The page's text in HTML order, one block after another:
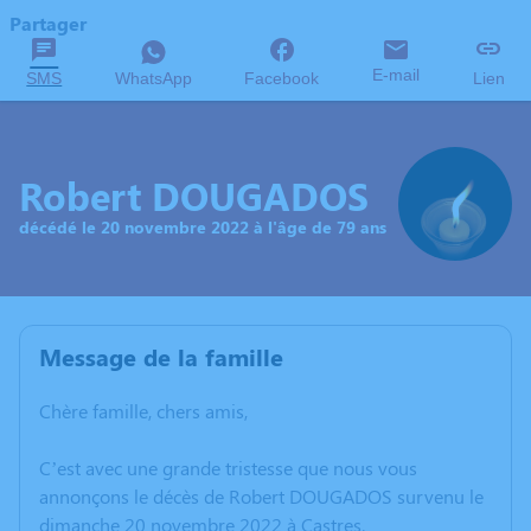
Partager
SMS WhatsApp Facebook E-mail Lien
Robert DOUGADOS
décédé le 20 novembre 2022 à l'âge de 79 ans
Message de la famille
Chère famille, chers amis,
C’est avec une grande tristesse que nous vous
annonçons le décès de Robert DOUGADOS survenu le
dimanche 20 novembre 2022 à Castres.